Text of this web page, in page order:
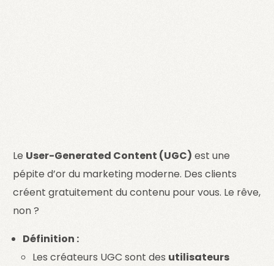
Le User-Generated Content (UGC) est une
pépite d’or du marketing moderne. Des clients
créent gratuitement du contenu pour vous. Le rêve,
non ?
Définition :
Les créateurs UGC sont des utilisateurs